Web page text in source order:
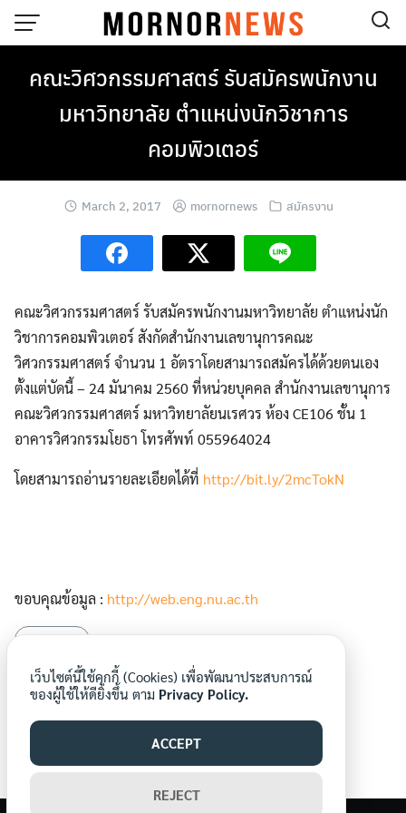
Skip
คณะวิศวกรรมศาสตร์ รับสมัครพนักงาน
มหาวิทยาลัย ตำแหน่งนักวิชาการ
คอมพิวเตอร์
March 2, 2017 mornornews สมัครงาน
คณะวิศวกรรมศาสตร์ รับสมัครพนักงานมหาวิทยาลัย ตำแหน่งนัก
วิชาการคอมพิวเตอร์ สังกัดสำนักงานเลขานุการคณะ
วิศวกรรมศาสตร์ จำนวน 1 อัตราโดยสามารถสมัครได้ด้วยตนเอง
ตั้งแต่บัดนี้ – 24 มันาคม 2560 ที่หน่วยบุคคล สำนักงานเลขานุการ
คณะวิศวกรรมศาสตร์ มหาวิทยาลัยนเรศวร ห้อง CE106 ชั้น 1
อาคารวิศวกรรมโยธา โทรศัพท์ 055964024
โดยสามารถอ่านรายละเอียดได้ที่ http://bit.ly/2mcTokN
ขอบคุณข้อมูล : http://web.eng.nu.ac.th
สมัครงาน
เว็บไซต์นี้ใช้คุกกี้ (Cookies) เพื่อพัฒนาประสบการณ์
ของผู้ใช้ให้ดียิ่งขึ้น ตาม Privacy Policy.
ACCEPT
REJECT